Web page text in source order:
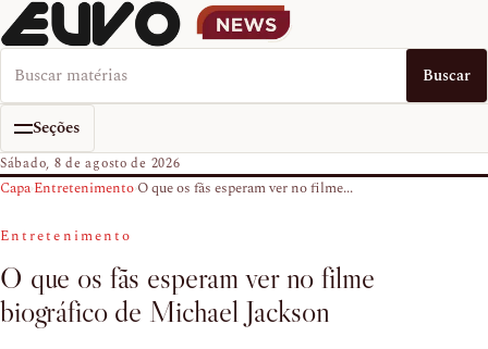
Buscar no EUVO News Buscar
Seções
Sábado, 8 de agosto de 2026
Capa›Entretenimento›O que os fãs esperam ver no filme...
Entretenimento
O que os fãs esperam ver no filme
biográfico de Michael Jackson